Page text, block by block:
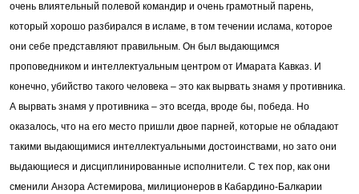
очень влиятельный полевой командир и очень грамотный парень,
который хорошо разбирался в исламе, в том течении ислама, которое
они себе представляют правильным. Он был выдающимся
проповедником и интеллектуальным центром от Имарата Кавказ. И
конечно, убийство такого человека – это как вырвать знамя у противника.
А вырвать знамя у противника – это всегда, вроде бы, победа. Но
оказалось, что на его место пришли двое парней, которые не обладают
такими выдающимися интеллектуальными достоинствами, но зато они
выдающиеся и дисциплинированные исполнители. С тех пор, как они
сменили Анзора Астемирова, милиционеров в Кабардино-Балкарии